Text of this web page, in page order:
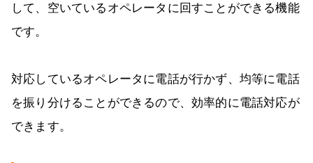
して、空いているオペレータに回すことができる機能
です。
対応しているオペレータに電話が行かず、均等に電話
を振り分けることができるので、効率的に電話対応が
できます。